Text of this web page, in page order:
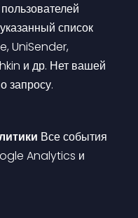
список
UniSender,
и др. Нет вашей
запросу.
Все события
Analytics и